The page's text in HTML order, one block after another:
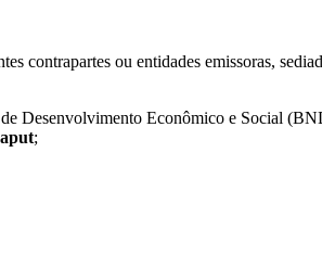
contrapartes ou entidades emissoras,
Desenvolvimento Econômico e Social
;